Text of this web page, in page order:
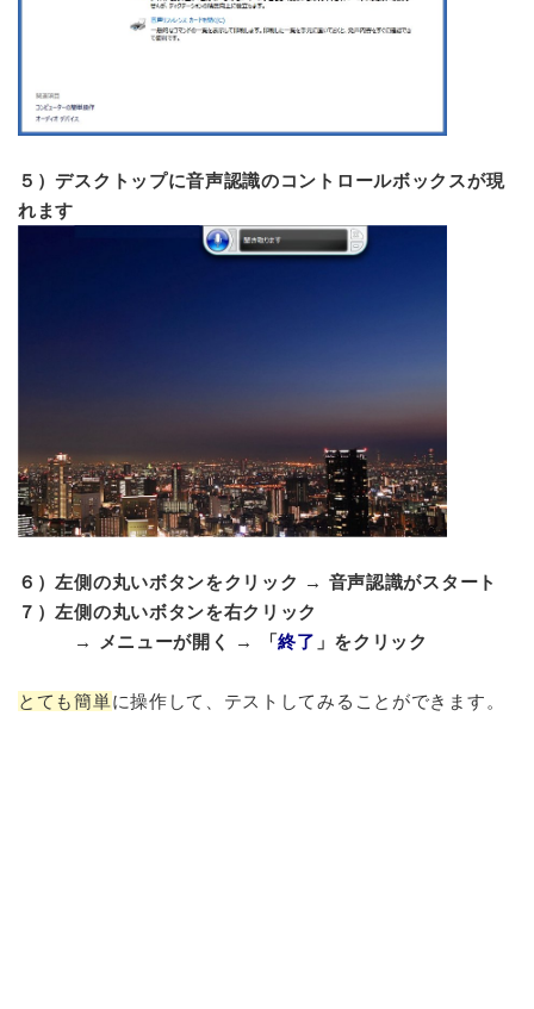
５）デスクトップに音声認識のコントロールボックスが現
れます
６）左側の丸いボタンをクリック → 音声認識がスタート
７）左側の丸いボタンを右クリック
→ メニューが開く → 「終了 」をクリック
とても簡単に操作して、テストしてみることができます。